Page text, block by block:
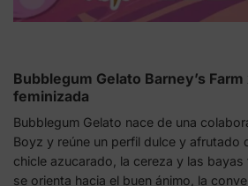
Bubblegum Gelato Barney’s
feminizada
Bubblegum Gelato nace de una
Boyz y reúne un perfil dulce y afrutado
chicle azucarado, la cereza y las
se orienta hacia el buen ánimo, la